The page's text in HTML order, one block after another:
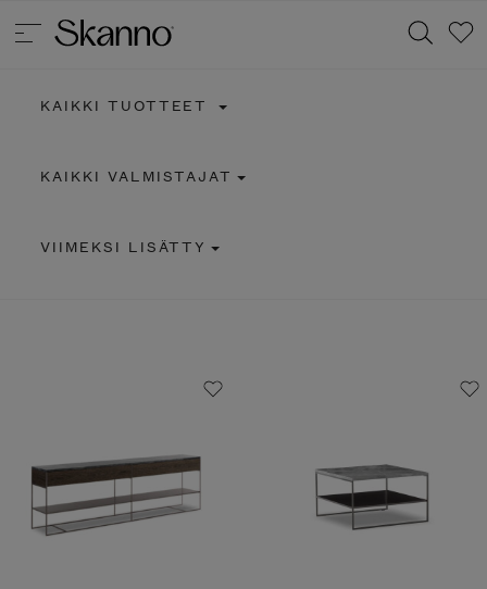
KAIKKI TUOTTEET
KAIKKI VALMISTAJAT
VIIMEKSI LISÄTTY